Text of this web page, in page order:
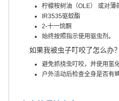
柠檬桉树油（OLE） 或对薄
IR3535驱蚊酯
2-十一烷酮
始终按照指示使用驱虫剂。
如果我被虫子叮咬了怎么办？
避免抓挠虫叮咬，并使用氢
户外活动后检查全身是否有